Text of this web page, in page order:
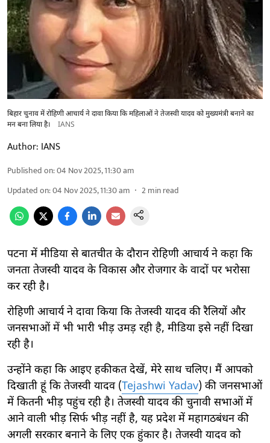
बिहार चुनाव में रोहिणी आचार्य ने दावा किया कि महिलाओं ने तेजस्वी यादव को मुख्यमंत्री बनाने का
मन बना लिया है।
IANS
Author: IANS
Published on:04 Nov 2025, 11:30 am
Updated on:04 Nov 2025, 11:30 am 2min read
पटना में मीडिया से बातचीत के दौरान रोहिणी आचार्य ने कहा कि
जनता तेजस्वी यादव के विकास और रोजगार के वादों पर भरोसा
कर रही है।
रोहिणी आचार्य ने दावा किया कि तेजस्वी यादव की रैलियों और
जनसभाओं में भी भारी भीड़ उमड़ रही है, मीडिया इसे नहीं दिखा
रही है।
उन्होंने कहा कि आइए हकीकत देखें, मेरे साथ चलिए। मैं आपको
दिखाती हूं कि तेजस्वी यादव (Tejashwi Yadav) की जनसभाओं
में कितनी भीड़ पहुंच रही है। तेजस्वी यादव की चुनावी सभाओं में
आने वाली भीड़ सिर्फ भीड़ नहीं है, यह प्रदेश में महागठबंधन की
अगली सरकार बनाने के लिए एक हुंकार है। तेजस्वी यादव को